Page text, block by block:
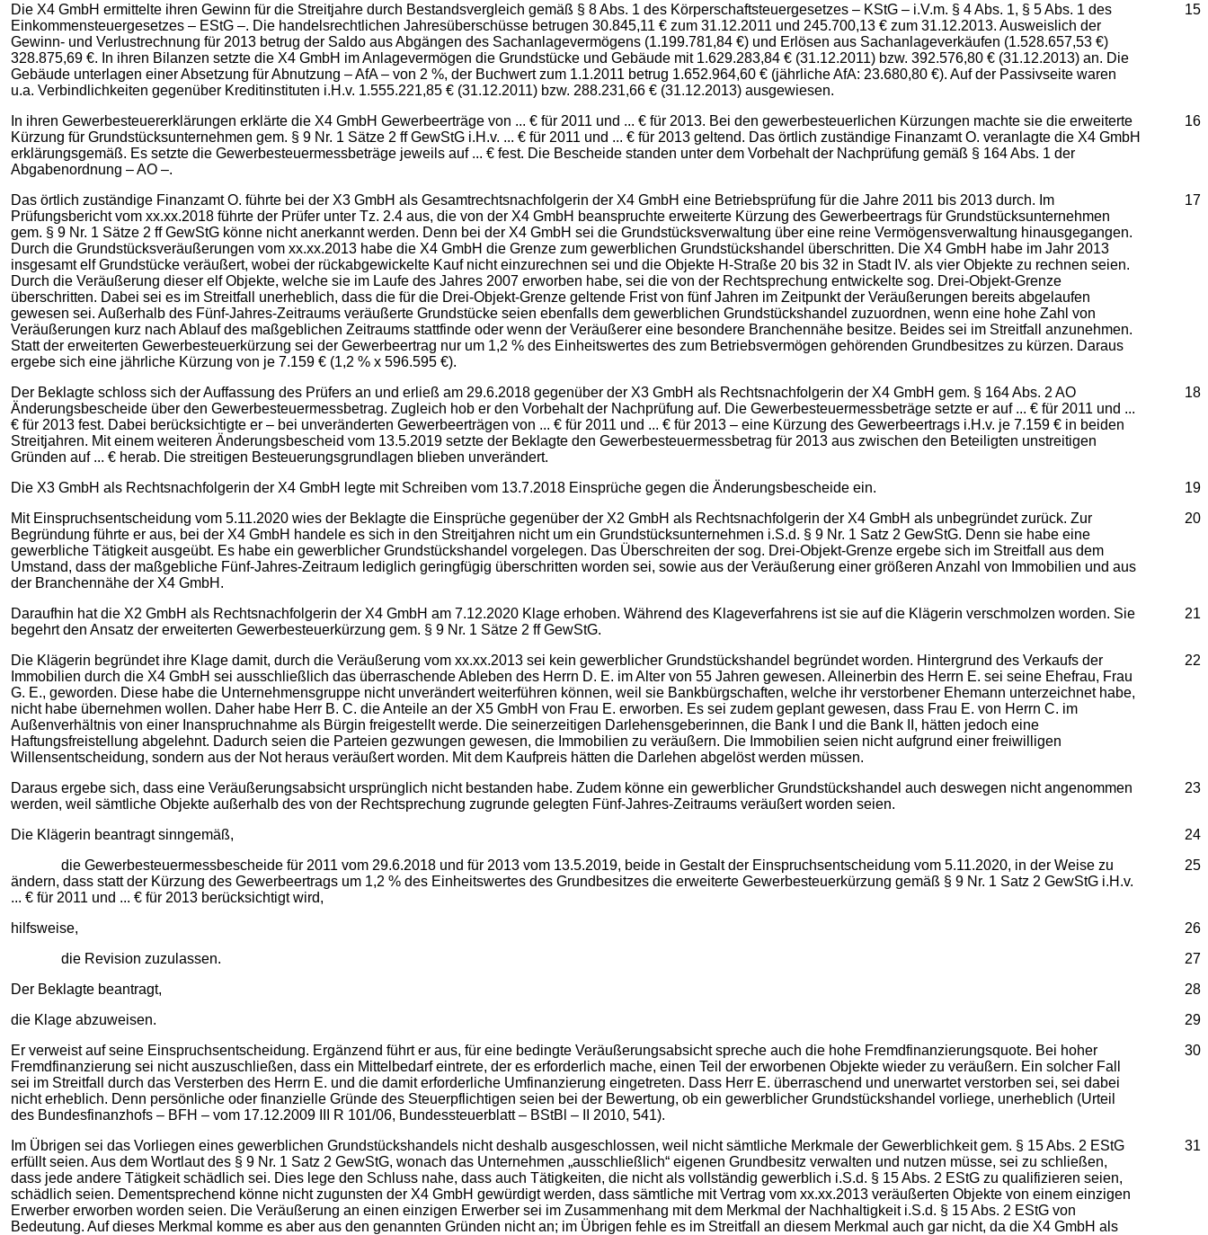
15
Die X4 GmbH ermittelte ihren Gewinn für die Streitjahre durch Bestandsvergleich gemäß § 8 Abs. 1 des Körperschaftsteuergesetzes – KStG – i.V.m. § 4 Abs. 1, § 5 Abs. 1 des
Einkommensteuergesetzes – EStG –. Die handelsrechtlichen Jahresüberschüsse betrugen 30.845,11 € zum 31.12.2011 und 245.700,13 € zum 31.12.2013. Ausweislich der
Gewinn- und Verlustrechnung für 2013 betrug der Saldo aus Abgängen des Sachanlagevermögens (1.199.781,84 €) und Erlösen aus Sachanlageverkäufen (1.528.657,53 €)
328.875,69 €. In ihren Bilanzen setzte die X4 GmbH im Anlagevermögen die Grundstücke und Gebäude mit 1.629.283,84 € (31.12.2011) bzw. 392.576,80 € (31.12.2013) an. Die
Gebäude unterlagen einer Absetzung für Abnutzung – AfA – von 2 %, der Buchwert zum 1.1.2011 betrug 1.652.964,60 € (jährliche AfA: 23.680,80 €). Auf der Passivseite waren
u.a. Verbindlichkeiten gegenüber Kreditinstituten i.H.v. 1.555.221,85 € (31.12.2011) bzw. 288.231,66 € (31.12.2013) ausgewiesen.
16
In ihren Gewerbesteuererklärungen erklärte die X4 GmbH Gewerbeerträge von ... € für 2011 und ... € für 2013. Bei den gewerbesteuerlichen Kürzungen machte sie die erweiterte
Kürzung für Grundstücksunternehmen gem. § 9 Nr. 1 Sätze 2 ff GewStG i.H.v. ... € für 2011 und ... € für 2013 geltend. Das örtlich zuständige Finanzamt O. veranlagte die X4 GmbH
erklärungsgemäß. Es setzte die Gewerbesteuermessbeträge jeweils auf ... € fest. Die Bescheide standen unter dem Vorbehalt der Nachprüfung gemäß § 164 Abs. 1 der
Abgabenordnung – AO –.
17
Das örtlich zuständige Finanzamt O. führte bei der X3 GmbH als Gesamtrechtsnachfolgerin der X4 GmbH eine Betriebsprüfung für die Jahre 2011 bis 2013 durch. Im
Prüfungsbericht vom xx.xx.2018 führte der Prüfer unter Tz. 2.4 aus, die von der X4 GmbH beanspruchte erweiterte Kürzung des Gewerbeertrags für Grundstücksunternehmen
gem. § 9 Nr. 1 Sätze 2 ff GewStG könne nicht anerkannt werden. Denn bei der X4 GmbH sei die Grundstücksverwaltung über eine reine Vermögensverwaltung hinausgegangen.
Durch die Grundstücksveräußerungen vom xx.xx.2013 habe die X4 GmbH die Grenze zum gewerblichen Grundstückshandel überschritten. Die X4 GmbH habe im Jahr 2013
insgesamt elf Grundstücke veräußert, wobei der rückabgewickelte Kauf nicht einzurechnen sei und die Objekte H-Straße 20 bis 32 in Stadt IV. als vier Objekte zu rechnen seien.
Durch die Veräußerung dieser elf Objekte, welche sie im Laufe des Jahres 2007 erworben habe, sei die von der Rechtsprechung entwickelte sog. Drei-Objekt-Grenze
überschritten. Dabei sei es im Streitfall unerheblich, dass die für die Drei-Objekt-Grenze geltende Frist von fünf Jahren im Zeitpunkt der Veräußerungen bereits abgelaufen
gewesen sei. Außerhalb des Fünf-Jahres-Zeitraums veräußerte Grundstücke seien ebenfalls dem gewerblichen Grundstückshandel zuzuordnen, wenn eine hohe Zahl von
Veräußerungen kurz nach Ablauf des maßgeblichen Zeitraums stattfinde oder wenn der Veräußerer eine besondere Branchennähe besitze. Beides sei im Streitfall anzunehmen.
Statt der erweiterten Gewerbesteuerkürzung sei der Gewerbeertrag nur um 1,2 % des Einheitswertes des zum Betriebsvermögen gehörenden Grundbesitzes zu kürzen. Daraus
ergebe sich eine jährliche Kürzung von je 7.159 € (1,2 % x 596.595 €).
18
Der Beklagte schloss sich der Auffassung des Prüfers an und erließ am 29.6.2018 gegenüber der X3 GmbH als Rechtsnachfolgerin der X4 GmbH gem. § 164 Abs. 2 AO
Änderungsbescheide über den Gewerbesteuermessbetrag. Zugleich hob er den Vorbehalt der Nachprüfung auf. Die Gewerbesteuermessbeträge setzte er auf ... € für 2011 und ...
€ für 2013 fest. Dabei berücksichtigte er – bei unveränderten Gewerbeerträgen von ... € für 2011 und ... € für 2013 – eine Kürzung des Gewerbeertrags i.H.v. je 7.159 € in beiden
Streitjahren. Mit einem weiteren Änderungsbescheid vom 13.5.2019 setzte der Beklagte den Gewerbesteuermessbetrag für 2013 aus zwischen den Beteiligten unstreitigen
Gründen auf ... € herab. Die streitigen Besteuerungsgrundlagen blieben unverändert.
19
Die X3 GmbH als Rechtsnachfolgerin der X4 GmbH legte mit Schreiben vom 13.7.2018 Einsprüche gegen die Änderungsbescheide ein.
20
Mit Einspruchsentscheidung vom 5.11.2020 wies der Beklagte die Einsprüche gegenüber der X2 GmbH als Rechtsnachfolgerin der X4 GmbH als unbegründet zurück. Zur
Begründung führte er aus, bei der X4 GmbH handele es sich in den Streitjahren nicht um ein Grundstücksunternehmen i.S.d. § 9 Nr. 1 Satz 2 GewStG. Denn sie habe eine
gewerbliche Tätigkeit ausgeübt. Es habe ein gewerblicher Grundstückshandel vorgelegen. Das Überschreiten der sog. Drei-Objekt-Grenze ergebe sich im Streitfall aus dem
Umstand, dass der maßgebliche Fünf-Jahres-Zeitraum lediglich geringfügig überschritten worden sei, sowie aus der Veräußerung einer größeren Anzahl von Immobilien und aus
der Branchennähe der X4 GmbH.
21
Daraufhin hat die X2 GmbH als Rechtsnachfolgerin der X4 GmbH am 7.12.2020 Klage erhoben. Während des Klageverfahrens ist sie auf die Klägerin verschmolzen worden. Sie
begehrt den Ansatz der erweiterten Gewerbesteuerkürzung gem. § 9 Nr. 1 Sätze 2 ff GewStG.
22
Die Klägerin begründet ihre Klage damit, durch die Veräußerung vom xx.xx.2013 sei kein gewerblicher Grundstückshandel begründet worden. Hintergrund des Verkaufs der
Immobilien durch die X4 GmbH sei ausschließlich das überraschende Ableben des Herrn D. E. im Alter von 55 Jahren gewesen. Alleinerbin des Herrn E. sei seine Ehefrau, Frau
G. E., geworden. Diese habe die Unternehmensgruppe nicht unverändert weiterführen können, weil sie Bankbürgschaften, welche ihr verstorbener Ehemann unterzeichnet habe,
nicht habe übernehmen wollen. Daher habe Herr B. C. die Anteile an der X5 GmbH von Frau E. erworben. Es sei zudem geplant gewesen, dass Frau E. von Herrn C. im
Außenverhältnis von einer Inanspruchnahme als Bürgin freigestellt werde. Die seinerzeitigen Darlehensgeberinnen, die Bank I und die Bank II, hätten jedoch eine
Haftungsfreistellung abgelehnt. Dadurch seien die Parteien gezwungen gewesen, die Immobilien zu veräußern. Die Immobilien seien nicht aufgrund einer freiwilligen
Willensentscheidung, sondern aus der Not heraus veräußert worden. Mit dem Kaufpreis hätten die Darlehen abgelöst werden müssen.
23
Daraus ergebe sich, dass eine Veräußerungsabsicht ursprünglich nicht bestanden habe. Zudem könne ein gewerblicher Grundstückshandel auch deswegen nicht angenommen
werden, weil sämtliche Objekte außerhalb des von der Rechtsprechung zugrunde gelegten Fünf-Jahres-Zeitraums veräußert worden seien.
24
Die Klägerin beantragt sinngemäß,
25
die Gewerbesteuermessbescheide für 2011 vom 29.6.2018 und für 2013 vom 13.5.2019, beide in Gestalt der Einspruchsentscheidung vom 5.11.2020, in der Weise zu
ändern, dass statt der Kürzung des Gewerbeertrags um 1,2 % des Einheitswertes des Grundbesitzes die erweiterte Gewerbesteuerkürzung gemäß § 9 Nr. 1 Satz 2 GewStG i.H.v.
... € für 2011 und ... € für 2013 berücksichtigt wird,
26
hilfsweise,
27
die Revision zuzulassen.
28
Der Beklagte beantragt,
29
die Klage abzuweisen.
30
Er verweist auf seine Einspruchsentscheidung. Ergänzend führt er aus, für eine bedingte Veräußerungsabsicht spreche auch die hohe Fremdfinanzierungsquote. Bei hoher
Fremdfinanzierung sei nicht auszuschließen, dass ein Mittelbedarf eintrete, der es erforderlich mache, einen Teil der erworbenen Objekte wieder zu veräußern. Ein solcher Fall
sei im Streitfall durch das Versterben des Herrn E. und die damit erforderliche Umfinanzierung eingetreten. Dass Herr E. überraschend und unerwartet verstorben sei, sei dabei
nicht erheblich. Denn persönliche oder finanzielle Gründe des Steuerpflichtigen seien bei der Bewertung, ob ein gewerblicher Grundstückshandel vorliege, unerheblich (Urteil
des Bundesfinanzhofs – BFH – vom 17.12.2009 III R 101/06, Bundessteuerblatt – BStBl – II 2010, 541).
31
Im Übrigen sei das Vorliegen eines gewerblichen Grundstückshandels nicht deshalb ausgeschlossen, weil nicht sämtliche Merkmale der Gewerblichkeit gem. § 15 Abs. 2 EStG
erfüllt seien. Aus dem Wortlaut des § 9 Nr. 1 Satz 2 GewStG, wonach das Unternehmen „ausschließlich“ eigenen Grundbesitz verwalten und nutzen müsse, sei zu schließen,
dass jede andere Tätigkeit schädlich sei. Dies lege den Schluss nahe, dass auch Tätigkeiten, die nicht als vollständig gewerblich i.S.d. § 15 Abs. 2 EStG zu qualifizieren seien,
schädlich seien. Dementsprechend könne nicht zugunsten der X4 GmbH gewürdigt werden, dass sämtliche mit Vertrag vom xx.xx.2013 veräußerten Objekte von einem einzigen
Erwerber erworben worden seien. Die Veräußerung an einen einzigen Erwerber sei im Zusammenhang mit dem Merkmal der Nachhaltigkeit i.S.d. § 15 Abs. 2 EStG von
Bedeutung. Auf dieses Merkmal komme es aber aus den genannten Gründen nicht an; im Übrigen fehle es im Streitfall an diesem Merkmal auch gar nicht, da die X4 GmbH als